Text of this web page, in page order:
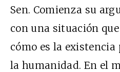
Sen. Comienza su
con una situación
cómo es la
la humanidad. En el